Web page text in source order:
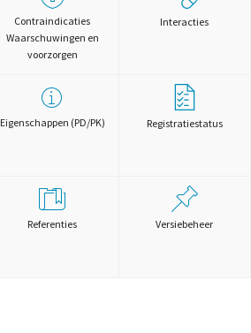
Contraindicaties
Waarschuwingen en
voorzorgen
Interacties
Eigenschappen (PD/PK) Registratiestatus
Referenties Versiebeheer